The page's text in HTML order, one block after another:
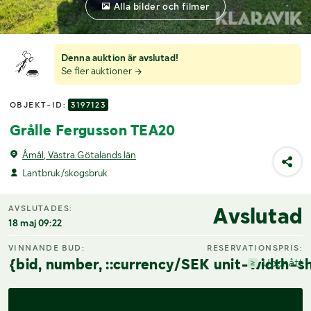
Denna auktion är avslutad!
Se fler auktioner
OBJEKT-ID: 3197123
Grålle Fergusson TEA20
Åmål, Västra Götalands län
Lantbruk/skogsbruk
Alla bilder och filmer
AVSLUTADES:
18 maj 09:22 Avslutad
VINNANDE BUD:
{bid, number, ::currency/SEK unit-width-
RESERVATIONSPRIS:
Uppnått